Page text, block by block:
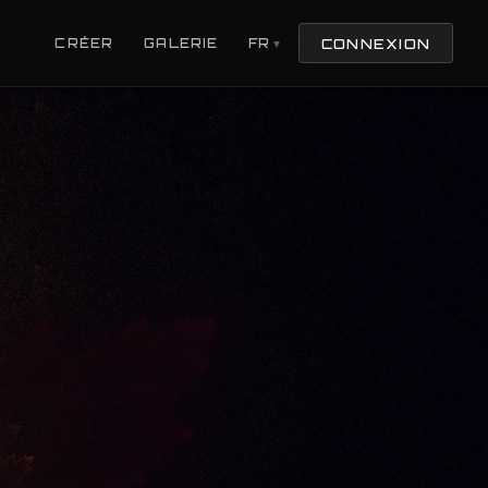
CRÉER GALERIE FR ▼ CONNEXION